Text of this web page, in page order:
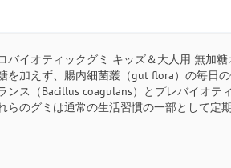
バイオティックグミ キッズ＆大人用 無加
を加えず、腸内細菌叢（gut flora）の毎日
ンス（Bacillus coagulans）とプレバイオ
らのグミは通常の生活習慣の一部として定